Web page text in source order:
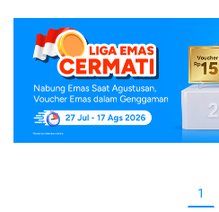
1